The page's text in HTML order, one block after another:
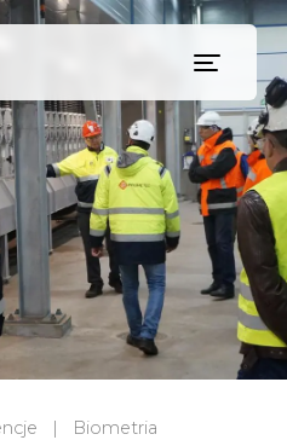
| Biometria